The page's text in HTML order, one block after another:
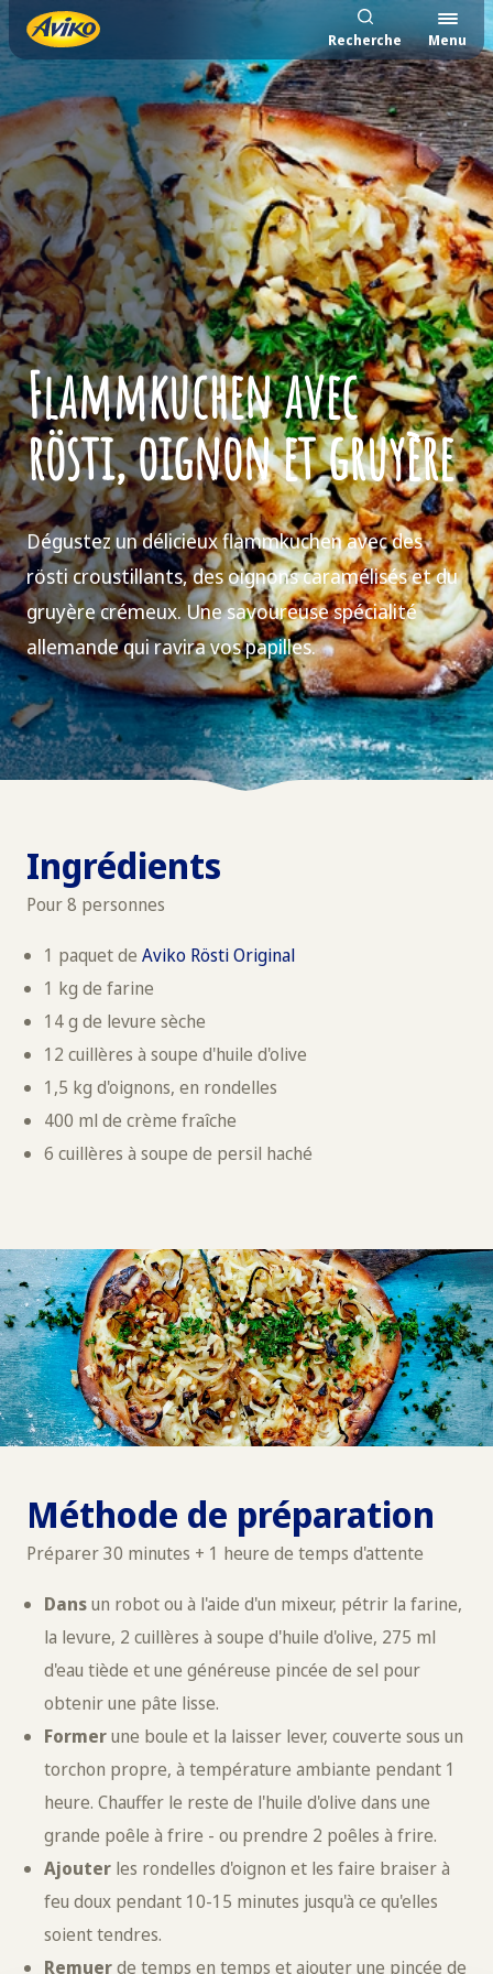
Recherche Menu
Flammkuchen avec
rösti, oignon et gruyère
Dégustez un délicieux flammkuchen avec des
rösti croustillants, des oignons caramélisés et du
gruyère crémeux. Une savoureuse spécialité
allemande qui ravira vos papilles.
Ingrédients
Pour 8 personnes
1 paquet de Aviko Rösti Original
1 kg de farine
14 g de levure sèche
12 cuillères à soupe d'huile d'olive
1,5 kg d'oignons, en rondelles
400 ml de crème fraîche
6 cuillères à soupe de persil haché
Méthode de préparation
Préparer 30 minutes + 1 heure de temps d'attente
Dansun robot ou à l'aide d'un mixeur, pétrir la farine,
la levure, 2 cuillères à soupe d'huile d'olive, 275 ml
d'eau tiède et une généreuse pincée de sel pour
obtenir une pâte lisse.
Formerune boule et la laisser lever, couverte sous un
torchon propre, à température ambiante pendant 1
heure. Chauffer le reste de l'huile d'olive dans une
grande poêle à frire - ou prendre 2 poêles à frire.
Ajouter les rondelles d'oignon et les faire braiser à
feu doux pendant 10-15 minutes jusqu'à ce qu'elles
soient tendres.
Remuerde temps en temps et ajouter une pincée de